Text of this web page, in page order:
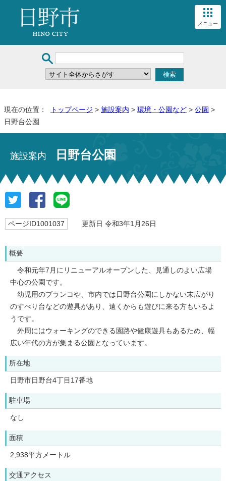
メニュー
現在の位置： トップページ > 施設案内 > 環境・公園など > 公園 >
日野台公園
施設案内 日野台公園
ページID1001037 更新日 令和3年1月26日
概要
令和元年7月にリニューアルオープンした、見通しのよい広場
中心の公園です。
幼児用のブランコや、市内では日野台公園にしかない末広がり
のすべり台などの遊具があり、遠くからも遊びに来る方もいるよ
うです。
外周にはウォーキングのできる園路や健康遊具もあるため、幅
広い年代の方が集まる公園となっています。
所在地
日野市日野台4丁目17番地
駐車場
なし
面積
2,938平方メートル
交通アクセス